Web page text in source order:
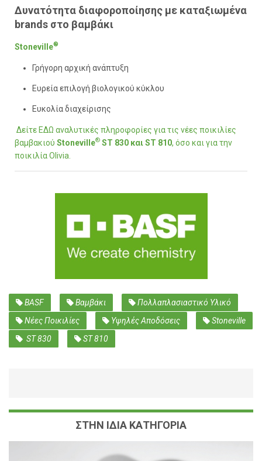
Δυνατότητα διαφοροποίησης με καταξιωμένα
brands στο βαμβάκι
Stoneville®
Γρήγορη αρχική ανάπτυξη
Ευρεία επιλογή βιολογικού κύκλου
Ευκολία διαχείρισης
Δείτε ΕΔΩ αναλυτικές πληροφορίες για τις νέες ποικιλίες
βαμβακιού Stoneville® ST 830 και ST 810, όσο και για την
ποικιλία Olivia.
BASF Βαμβάκι
Πολλαπλασιαστικό Υλικό
Νέες Ποικιλίες
Υψηλές Αποδόσεις
Stoneville
ST 830
ST 810
ΣΤΗΝ ΙΔΙΑ ΚΑΤΗΓΟΡΙΑ